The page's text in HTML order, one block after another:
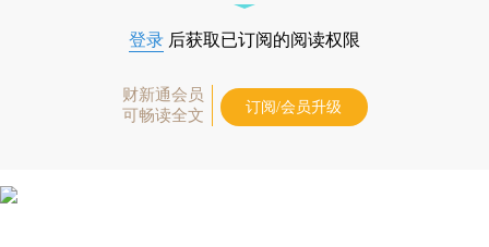
登录 后获取已订阅的阅读权限
财新通会员
可畅读全文
订阅/会员升级